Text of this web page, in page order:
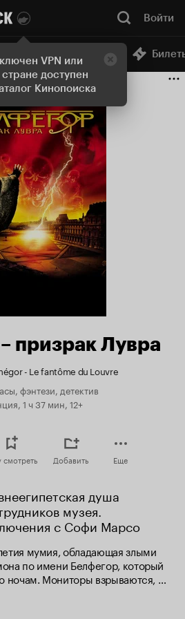
VPN или
доступен
Кинопоиска
Войти
Онлайн-кинотеатр
призрак Лувра
- Le fantôme du Louvre
фэнтези, детектив
1 ч 37 мин, 12+
смотреть Добавить Еще
душа
музея.
с Софи Марсо
мумия, обладающая злыми
по имени Белфегор, который
ночам. Мониторы взрываются,
сходят с ума, сигнализации не
древности исчезают одна за